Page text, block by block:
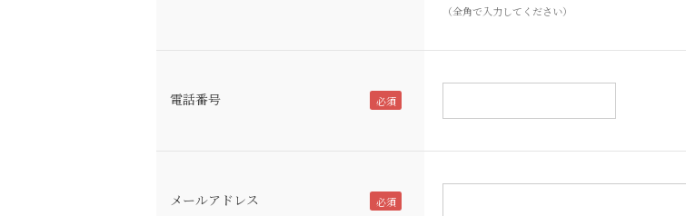
（全角で入力してください）
電話番号
メールアドレス